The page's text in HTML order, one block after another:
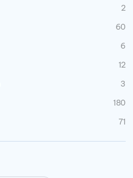
2
60
6
12
3
180
71